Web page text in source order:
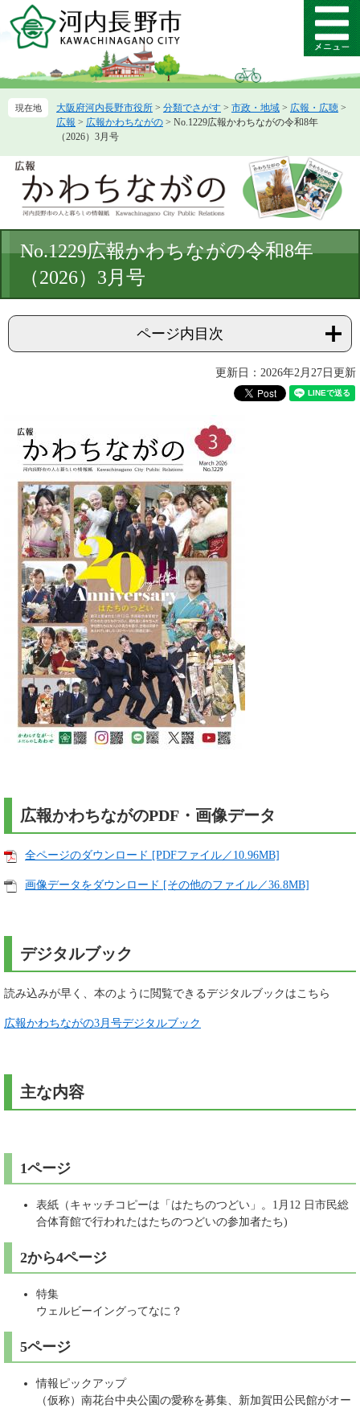
ー
先
ニ
を
メ
ニ
ー
大阪府河内長野市役所 > 分類でさがす > 市政・地域 > 広報・広聴 >
広報 > 広報かわちながの > No.1229広報かわちながの令和8年
（2026）3月号
文
No.1229広報かわちながの令和8年
（2026）3月号
ページ内目次
更新日：2026年2月27日更新
広報かわちながのPDF・画像データ
全ページのダウンロード [PDFファイル／10.96MB]
画像データをダウンロード [その他のファイル／36.8MB]
デジタルブック
読み込みが早く、本のように閲覧できるデジタルブックはこちら
広報かわちながの3月号デジタルブック
主な内容
1ページ
表紙（キャッチコピーは「はたちのつどい」。1月12 日市民総
合体育館で行われたはたちのつどいの参加者たち)
2から4ページ
特集
ウェルビーイングってなに？
5ページ
情報ピックアップ​
（仮称）南花台中央公園の愛称を募集、新加賀田公民館がオー